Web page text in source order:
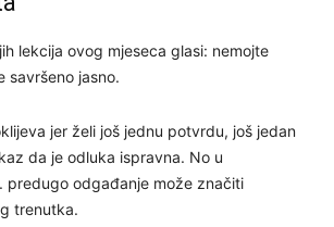
lekcija ovog mjeseca glasi: nemojte
savršeno jasno.
jer želi još jednu potvrdu, još jedan
da je odluka ispravna. No u
predugo odgađanje može značiti
trenutka.